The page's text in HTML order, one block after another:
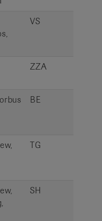
VS
ZZA
BE
TG
SH